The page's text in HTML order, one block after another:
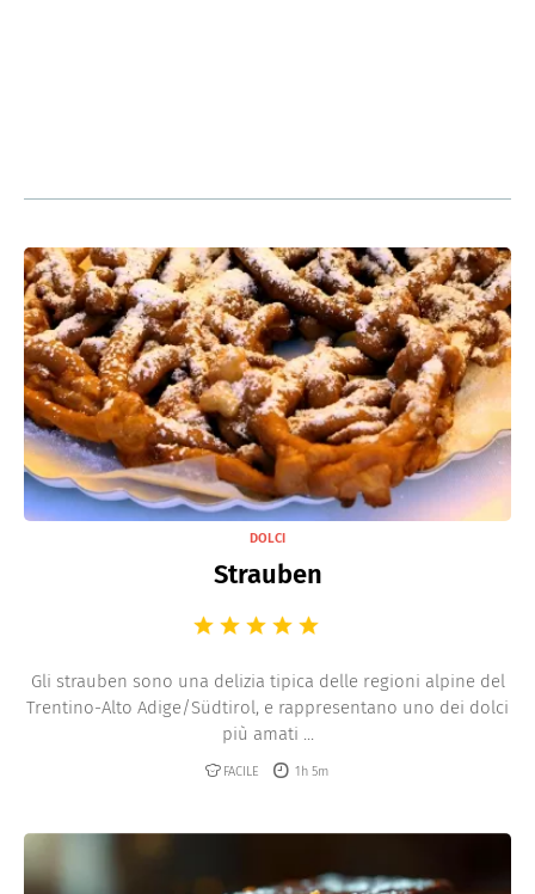
DOLCI
Strauben
Gli strauben sono una delizia tipica delle regioni alpine del
Trentino-Alto Adige/Südtirol, e rappresentano uno dei dolci
più amati ...
FACILE 1h 5m